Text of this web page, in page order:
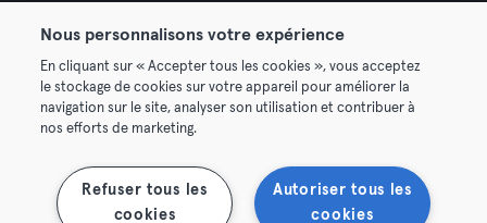
Algemene Voorwaarden
Membership opzeggen Trek hier je contract terug
Nous personnalisons votre expérience
En cliquant sur « Accepter tous les cookies », vous acceptez
le stockage de cookies sur votre appareil pour améliorer la
navigation sur le site, analyser son utilisation et contribuer à
nos efforts de marketing.
Autoriser tous les
cookies
Refuser tous les
cookies